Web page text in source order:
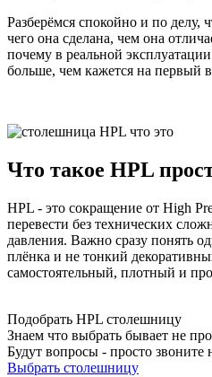
Разберёмся спокойно и по делу,
чего она сделана, чем она
почему в реальной
больше, чем кажется на первый
Что такое HPL
HPL - это сокращение от High
перевести без технических
давления. Важно сразу понять
плёнка и не тонкий
самостоятельный, плотный и
Подобрать HPL столешницу
Знаем что выбрать бывает не
Будут вопросы - просто звоните
Выбрать столешницу